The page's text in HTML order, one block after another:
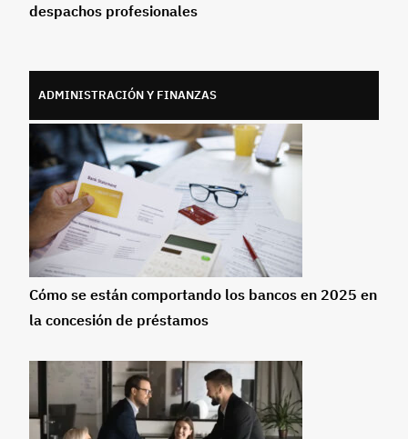
despachos profesionales
ADMINISTRACIÓN Y FINANZAS
Cómo se están comportando los bancos en 2025 en
la concesión de préstamos